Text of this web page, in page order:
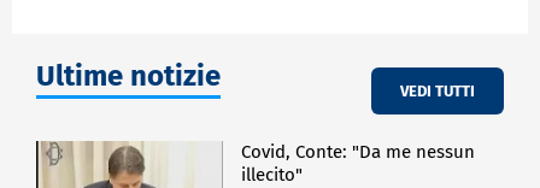
Ultime notizie VEDI TUTTI
Covid, Conte: "Da me nessun
illecito"